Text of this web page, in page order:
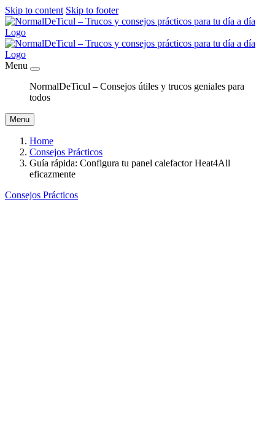
Skip to content Skip to footer
Menu
NormalDeTicul – Consejos útiles y trucos geniales para
todos
Menu
Home
Consejos Prácticos
Guía rápida: Configura tu panel calefactor Heat4All
eficazmente
Consejos Prácticos